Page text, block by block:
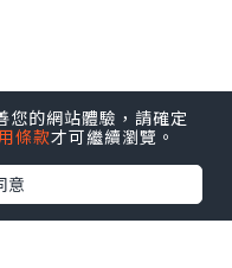
的網站體驗，請確定
條款才可繼續瀏覽。
意